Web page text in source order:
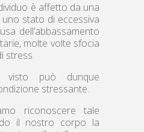
è affetto da una
stato di eccessiva
dell’abbassamento
molte volte sfocia
stress.
può dunque
stressante.
riconoscere tale
il nostro corpo la